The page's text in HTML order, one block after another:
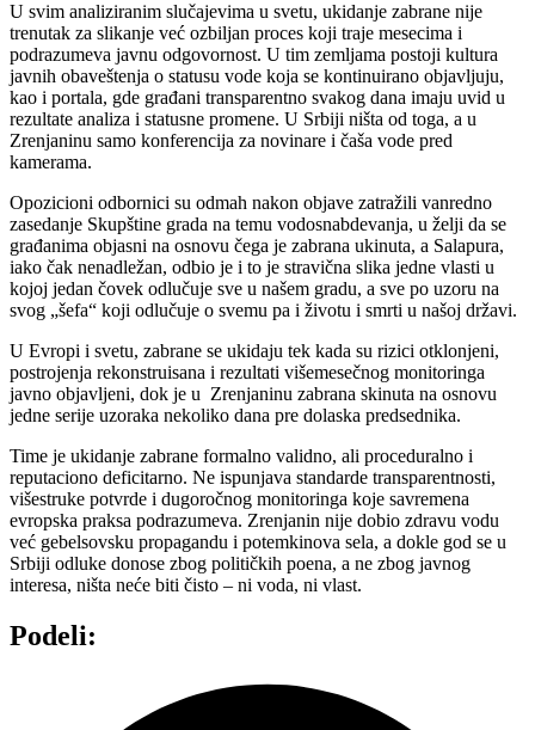
U svim analiziranim slučajevima u svetu, ukidanje zabrane nije
trenutak za slikanje već ozbiljan proces koji traje mesecima i
podrazumeva javnu odgovornost. U tim zemljama postoji kultura
javnih obaveštenja o statusu vode koja se kontinuirano objavljuju,
kao i portala, gde građani transparentno svakog dana imaju uvid u
rezultate analiza i statusne promene. U Srbiji ništa od toga, a u
Zrenjaninu samo konferencija za novinare i čaša vode pred
kamerama.
Opozicioni odbornici su odmah nakon objave zatražili vanredno
zasedanje Skupštine grada na temu vodosnabdevanja, u želji da se
građanima objasni na osnovu čega je zabrana ukinuta, a Salapura,
iako čak nenadležan, odbio je i to je stravična slika jedne vlasti u
kojoj jedan čovek odlučuje sve u našem gradu, a sve po uzoru na
svog „šefa“ koji odlučuje o svemu pa i životu i smrti u našoj državi.
U Evropi i svetu, zabrane se ukidaju tek kada su rizici otklonjeni,
postrojenja rekonstruisana i rezultati višemesečnog monitoringa
javno objavljeni, dok je u Zrenjaninu zabrana skinuta na osnovu
jedne serije uzoraka nekoliko dana pre dolaska predsednika.
Time je ukidanje zabrane formalno validno, ali proceduralno i
reputaciono deficitarno. Ne ispunjava standarde transparentnosti,
višestruke potvrde i dugoročnog monitoringa koje savremena
evropska praksa podrazumeva. Zrenjanin nije dobio zdravu vodu
već gebelsovsku propagandu i potemkinova sela, a dokle god se u
Srbiji odluke donose zbog političkih poena, a ne zbog javnog
interesa, ništa neće biti čisto – ni voda, ni vlast.
Podeli: